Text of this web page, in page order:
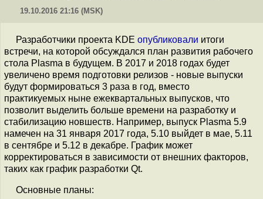
19.10.2016 21:16 (MSK)
Разработчики проекта KDE опубликовали итоги
встречи, на которой обсуждался план развития рабочего
стола Plasma в будущем. В 2017 и 2018 годах будет
увеличено время подготовки релизов - новые выпуски
будут формироваться 3 раза в год, вместо
практикуемых ныне ежеквартальных выпусков, что
позволит выделить больше времени на разработку и
стабилизацию новшеств. Например, выпуск Plasma 5.9
намечен на 31 января 2017 года, 5.10 выйдет в мае, 5.11
в сентябре и 5.12 в декабре. График может
корректироваться в зависимости от внешних факторов,
таких как график разработки Qt.
Основные планы: